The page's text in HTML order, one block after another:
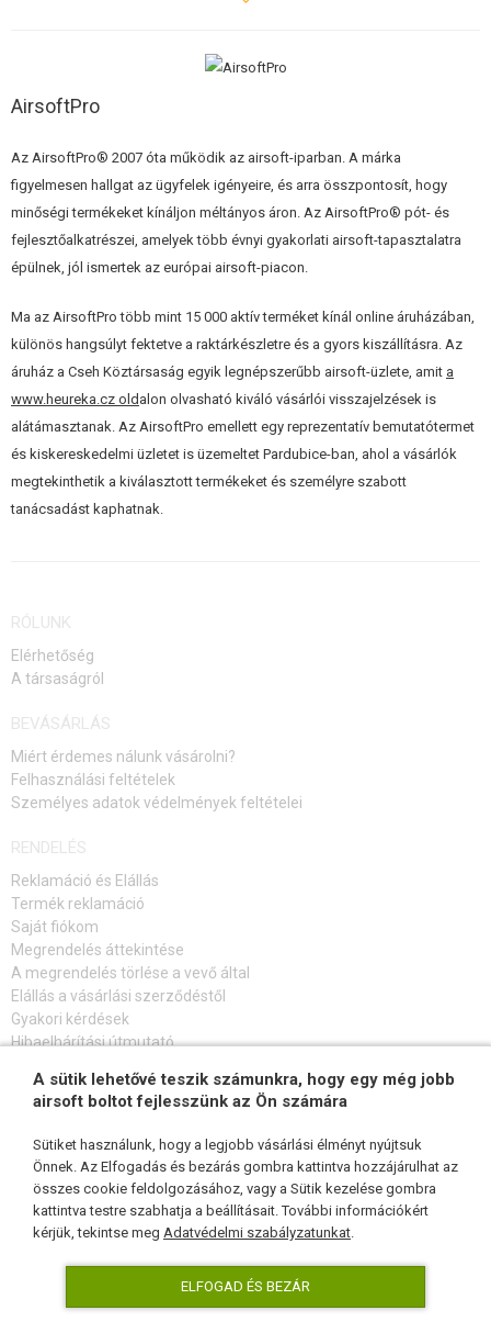
mesterlövészpuskák tüskéihez
cél
súly
2,1g
AirsoftPro
Az AirsoftPro® 2007 óta működik az airsoft-iparban. A márka
figyelmesen hallgat az ügyfelek igényeire, és arra összpontosít, hogy
minőségi termékeket kínáljon méltányos áron. Az AirsoftPro® pót- és
fejlesztőalkatrészei, amelyek több évnyi gyakorlati airsoft-tapasztalatra
épülnek, jól ismertek az európai airsoft-piacon.
Ma az AirsoftPro több mint 15 000 aktív terméket kínál online áruházában,
különös hangsúlyt fektetve a raktárkészletre és a gyors kiszállításra. Az
áruház a Cseh Köztársaság egyik legnépszerűbb airsoft-üzlete, amit a
www.heureka.cz old alon olvasható kiváló vásárlói visszajelzések is
alátámasztanak. Az AirsoftPro emellett egy reprezentatív bemutatótermet
és kiskereskedelmi üzletet is üzemeltet Pardubice-ban, ahol a vásárlók
megtekinthetik a kiválasztott termékeket és személyre szabott
tanácsadást kaphatnak.
RÓLUNK
Elérhetőség
A társaságról
BEVÁSÁRLÁS
Miért érdemes nálunk vásárolni?
Felhasználási feltételek
Személyes adatok védelmények feltételei
RENDELÉS
Reklamáció és Elállás
Termék reklamáció
Saját fiókom
Megrendelés áttekintése
A megrendelés törlése a vevő által
Elállás a vásárlási szerződéstől
Gyakori kérdések
Hibaelhárítási útmutató
FELIRATKOZÁS HÍRLEVÉLRE
KÖVESSEN MINKET
A sütik lehetővé teszik számunkra, hogy egy még jobb
airsoft boltot fejlesszünk az Ön számára
Sütiket használunk, hogy a legjobb vásárlási élményt nyújtsuk
Önnek. Az Elfogadás és bezárás gombra kattintva hozzájárulhat az
összes cookie feldolgozásához, vagy a Sütik kezelése gombra
kattintva testre szabhatja a beállításait. További információkért
kérjük, tekintse meg Adatvédelmi szabályzatunkat.
ELFOGAD ÉS BEZÁR